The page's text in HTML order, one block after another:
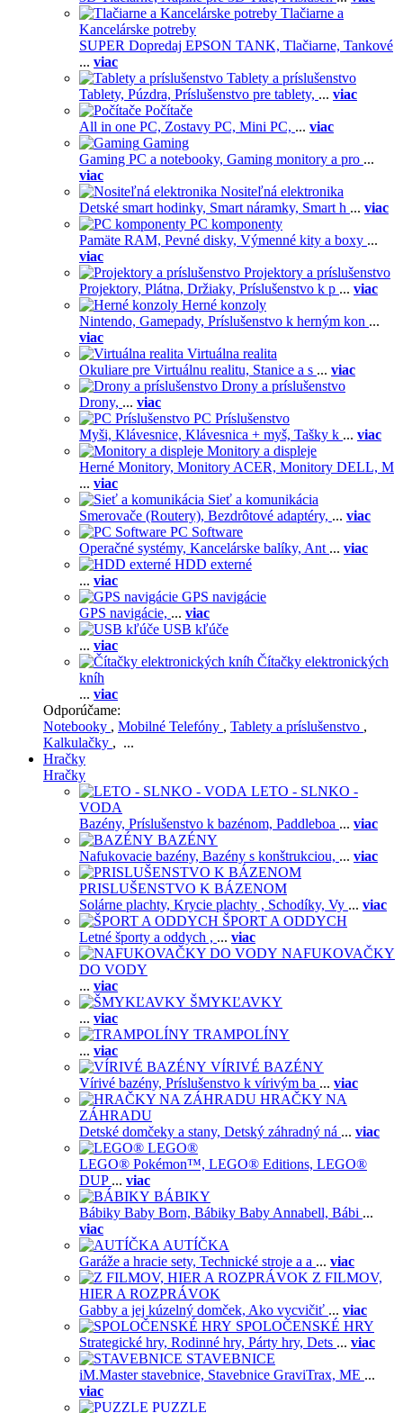
Tlačiarne a
Kancelárske potreby
SUPER Dopredaj EPSON TANK, Tlačiarne, Tankové
... viac
Tablety a príslušenstvo
Tablety, Púzdra, Príslušenstvo pre tablety, ... viac
Počítače
All in one PC, Zostavy PC, Mini PC, ... viac
Gaming
Gaming PC a notebooky, Gaming monitory a pro ...
viac
Nositeľná elektronika
Detské smart hodinky, Smart náramky, Smart h ... viac
PC komponenty
Pamäte RAM, Pevné disky, Výmenné kity a boxy ...
viac
Projektory a príslušenstvo
Projektory, Plátna, Držiaky, Príslušenstvo k p ... viac
Herné konzoly
Nintendo, Gamepady, Príslušenstvo k herným kon ...
viac
Virtuálna realita
Okuliare pre Virtuálnu realitu, Stanice a s ... viac
Drony a príslušenstvo
Drony, ... viac
PC Príslušenstvo
Myši, Klávesnice, Klávesnica + myš, Tašky k ... viac
Monitory a displeje
Herné Monitory, Monitory ACER, Monitory DELL, M
... viac
Sieť a komunikácia
Smerovače (Routery), Bezdrôtové adaptéry, ... viac
PC Software
Operačné systémy, Kancelárske balíky, Ant ... viac
HDD externé
... viac
GPS navigácie
GPS navigácie, ... viac
USB kľúče
... viac
Čítačky elektronických
kníh
... viac
Odporúčame:
Notebooky , Mobilné Telefóny , Tablety a príslušenstvo ,
Kalkulačky , ...
Hračky
Hračky
LETO - SLNKO -
VODA
Bazény, Príslušenstvo k bazénom, Paddleboa ... viac
BAZÉNY
Nafukovacie bazény, Bazény s konštrukciou, ... viac
PRISLUŠENSTVO K BÁZENOM
Solárne plachty, Krycie plachty , Schodíky, Vy ... viac
ŠPORT A ODDYCH
Letné športy a oddych , ... viac
NAFUKOVAČKY
DO VODY
... viac
ŠMYKĽAVKY
... viac
TRAMPOLÍNY
... viac
VÍRIVÉ BAZÉNY
Vírivé bazény, Príslušenstvo k vírivým ba ... viac
HRAČKY NA
ZÁHRADU
Detské domčeky a stany, Detský záhradný ná ... viac
LEGO®
LEGO® Pokémon™, LEGO® Editions, LEGO®
DUP ... viac
BÁBIKY
Bábiky Baby Born, Bábiky Baby Annabell, Bábi ...
viac
AUTÍČKA
Garáže a hracie sety, Technické stroje a a ... viac
Z FILMOV,
HIER A ROZPRÁVOK
Gabby a jej kúzelný domček, Ako vycvičiť ... viac
SPOLOČENSKÉ HRY
Strategické hry, Rodinné hry, Párty hry, Dets ... viac
STAVEBNICE
iM.Master stavebnice, Stavebnice GraviTrax, ME ...
viac
PUZZLE